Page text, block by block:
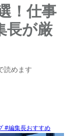
！仕事
長が厳
読めます
#編集長おすすめ